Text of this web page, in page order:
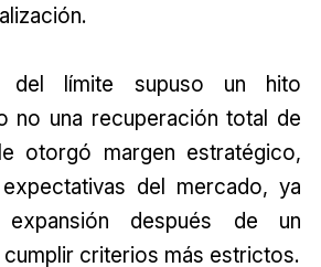
del límite supuso un hito
no una recuperación total de
otorgó margen estratégico,
del mercado, ya
expansión después de un
criterios más estrictos.